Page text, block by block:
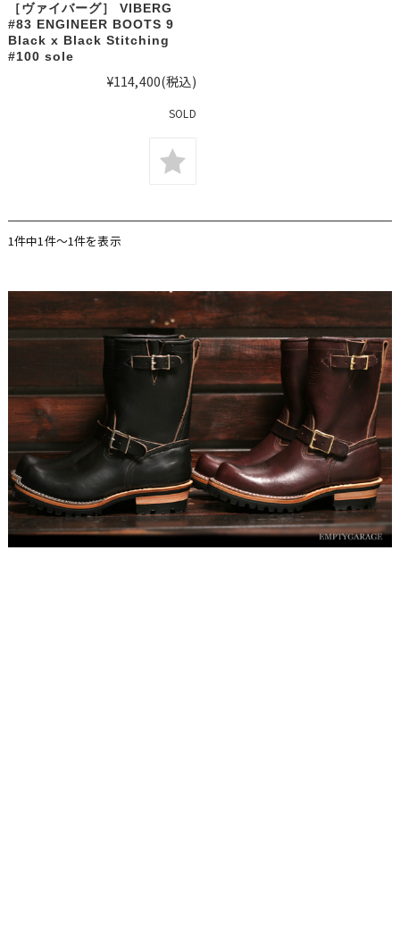
［ヴァイバーグ］ VIBERG
#83 ENGINEER BOOTS 9
Black x Black Stitching
#100 sole
¥114,400(税込)
SOLD
1件中1件〜1件を表示